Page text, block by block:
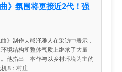
》氛围将更接近2代！强
》制作人熊泽雅人在采访中表示，
环境结构和整体气质上继承了大量
。他指出，本作与以乡村环境为主的
机8：村庄